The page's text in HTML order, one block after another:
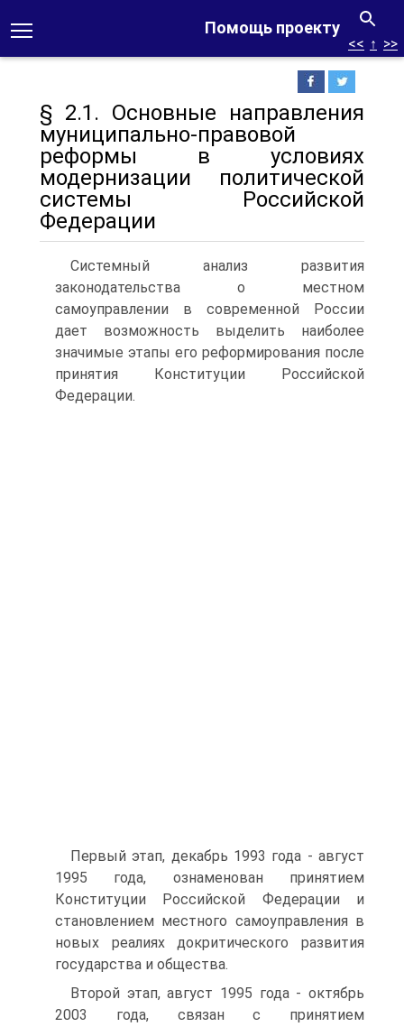
Помощь проекту
<< ↑ >>
§ 2.1. Основные направления
муниципально-правовой
реформы в условиях
модернизации политической
системы Российской
Федерации
Системный анализ развития
законодательства о местном
самоуправлении в современной России
дает возможность выделить наиболее
значимые этапы его реформирования после
принятия Конституции Российской
Федерации.
Первый этап, декабрь 1993 года - август
1995 года, ознаменован принятием
Конституции Российской Федерации и
становлением местного самоуправления в
новых реалиях докритического развития
государства и общества.
Второй этап, август 1995 года - октябрь
2003 года, связан с принятием